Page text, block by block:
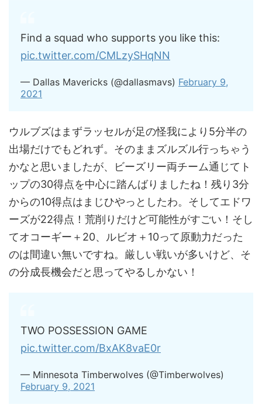
Find a squad who supports you like this:
pic.twitter.com/CMLzySHqNN
— Dallas Mavericks (@dallasmavs) February 9,
2021
ウルブズはまずラッセルが足の怪我により5分半の
出場だけでもどれず。そのままズルズル行っちゃう
かなと思いましたが、ビーズリー両チーム通じてト
ップの30得点を中心に踏んばりましたね！残り3分
からの10得点はまじひやっとしたわ。そしてエドワ
ーズが22得点！荒削りだけど可能性がすごい！そし
てオコーギー＋20、ルビオ＋10って原動力だった
のは間違い無いですね。厳しい戦いが多いけど、そ
の分成長機会だと思ってやるしかない！
TWO POSSESSION GAME
pic.twitter.com/BxAK8vaE0r
— Minnesota Timberwolves (@Timberwolves)
February 9, 2021